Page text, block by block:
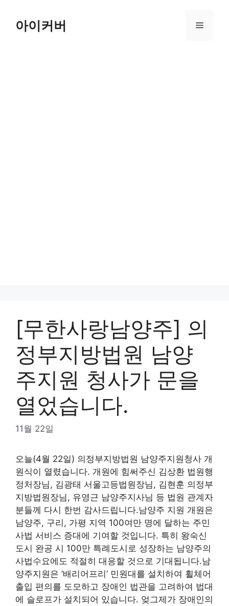
content아이커버 Menu
[무한사랑남양주] 의
정부지방법원 남양
주지원 청사가 문을
열었습니다.
11월 22일
오늘(4월 22일) 의정부지방법원 남양주지원청사 개
원식이 열렸습니다. 개원에 힘써주신 김상환 법원행
정처장님, 김광태 서울고등법원장님, 김현훈 의정부
지방법원장님, 유영근 남양주지사님 등 법원 관계자
분들께 다시 한번 감사드립니다.남양주 지원 개원은
남양주, 구리, 가평 지역 100여만 명에 달하는 주민
사법 서비스 증대에 기여할 것입니다. 특히 왕숙신
도시 완공 시 100만 특례도시로 성장하는 남양주의
사법수요에도 적절히 대응할 것으로 기대됩니다.남
양주지원은 ‘배리어프리’ 민원대를 설치하여 휠체어
출입 편의를 도모하고 장애인 법관을 고려하여 법대
에 슬로프가 설치되어 있습니다. 엊그제가 장애인의